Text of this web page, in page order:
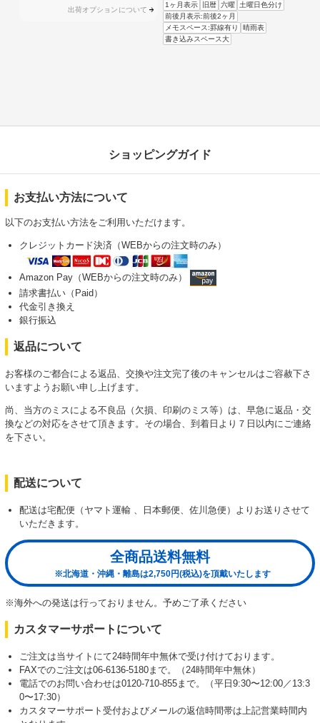
出荷オプションについて
1ヶ月表示 旧暦 六曜 土曜日色分け
前後月表示:前後2ヶ月
メモスペース:罫線有り
晴雨表
書き込みスペース大
ショッピングガイド
お支払い方法について
以下のお支払い方法をご利用いただけます。
クレジットカード決済（WEBからの注文時のみ）
Amazon Pay（WEBからの注文時のみ）
請求書払い（Paid）
代金引き換え
銀行振込
返品について
お客様のご都合による返品、交換や注文完了後のキャンセルはご容赦下さ
いますようお願い申し上げます。
尚、当方のミスによる不良品（欠損、印刷のミス等）は、早急に返品・交
換などの対応をさせて頂きます。その場合、到着日より７日以内にご連絡
を下さい。
配送について
配送は宅配便（ヤマト運輸 、日本郵便、佐川急便）よりお送りさせて
いただきます。
全商品送料無料
※北海道・沖縄・離島は2,750円(税込)を頂戴いたします
※海外への発送は行っておりません。予めご了承ください
カスタマーサポートについて
ご注文は当サイトにて24時間年中無休で受け付けております。
FAXでのご注文は06-6136-5180まで。（24時間年中無休）
電話でのお問い合わせは0120-710-855まで。（平日9:30〜12:00／13:3
0〜17:30）
カスタマーサポート受付およびメールの返信時間帯は上記営業時間内